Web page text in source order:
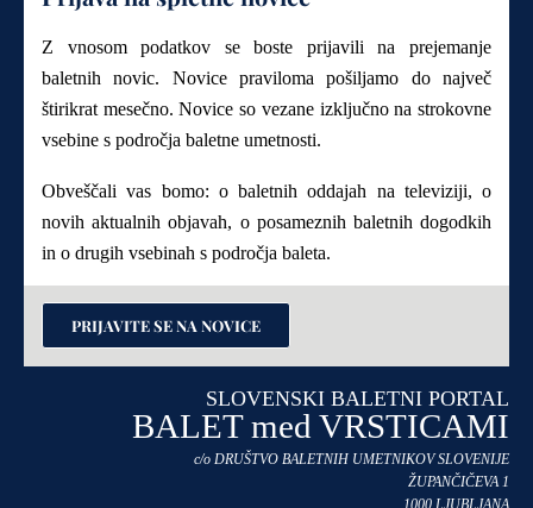
Z vnosom podatkov se boste prijavili na prejemanje
baletnih novic. Novice praviloma pošiljamo do največ
štirikrat mesečno. Novice so vezane izključno na strokovne
vsebine s področja baletne umetnosti.
Obveščali vas bomo: o baletnih oddajah na televiziji, o
novih aktualnih objavah, o posameznih baletnih dogodkih
in o drugih vsebinah s področja baleta.
PRIJAVITE SE NA NOVICE
SLOVENSKI BALETNI PORTAL
BALET med VRSTICAMI
c/o DRUŠTVO BALETNIH UMETNIKOV SLOVENIJE
ŽUPANČIČEVA 1